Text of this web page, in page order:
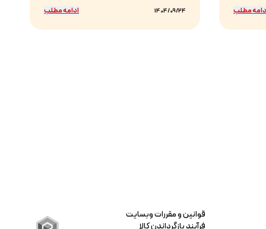
مطلب 1404/09/24 ادامه مطلب
قوانین و مقررات وبسایت
فرآیند بازگرداندن کالا